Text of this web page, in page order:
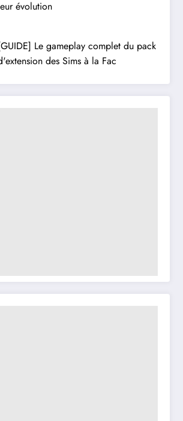
évolution
Le gameplay complet du pack
des Sims à la Fac